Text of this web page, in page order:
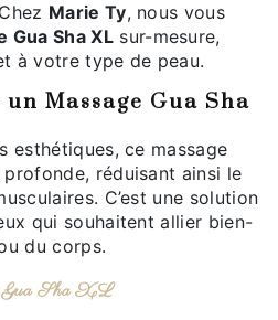
Marie Ty, nous vous
Gua Sha XLsur-mesure,
à votre type de peau.
réduisant ainsi le
C’est une solution
qui souhaitent allier bien-
du corps.
Gua Sha XL